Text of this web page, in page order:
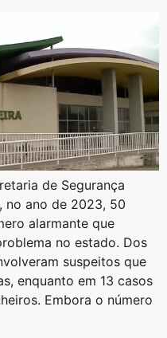
de Segurança
no ano de 2023, 50
alarmante que
no estado. Dos
suspeitos que
enquanto em 13 casos
Embora o número